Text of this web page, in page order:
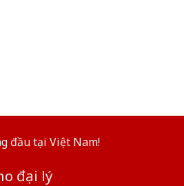
đầu tại Việt Nam!
đại lý